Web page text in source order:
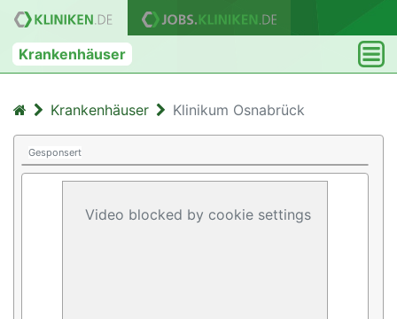
Krankenhäuser
Krankenhäuser Klinikum Osnabrück
Gesponsert
Video blocked by cookie settings